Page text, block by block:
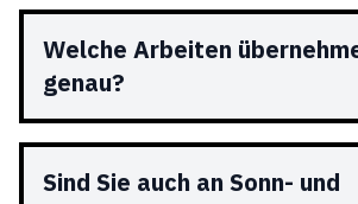
Welche Arbeiten
genau?
Sind Sie auch an Sonn- und